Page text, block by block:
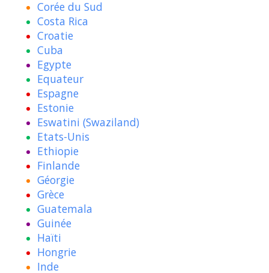
Corée du Sud
Costa Rica
Croatie
Cuba
Egypte
Equateur
Espagne
Estonie
Eswatini (Swaziland)
Etats-Unis
Ethiopie
Finlande
Géorgie
Grèce
Guatemala
Guinée
Haïti
Hongrie
Inde